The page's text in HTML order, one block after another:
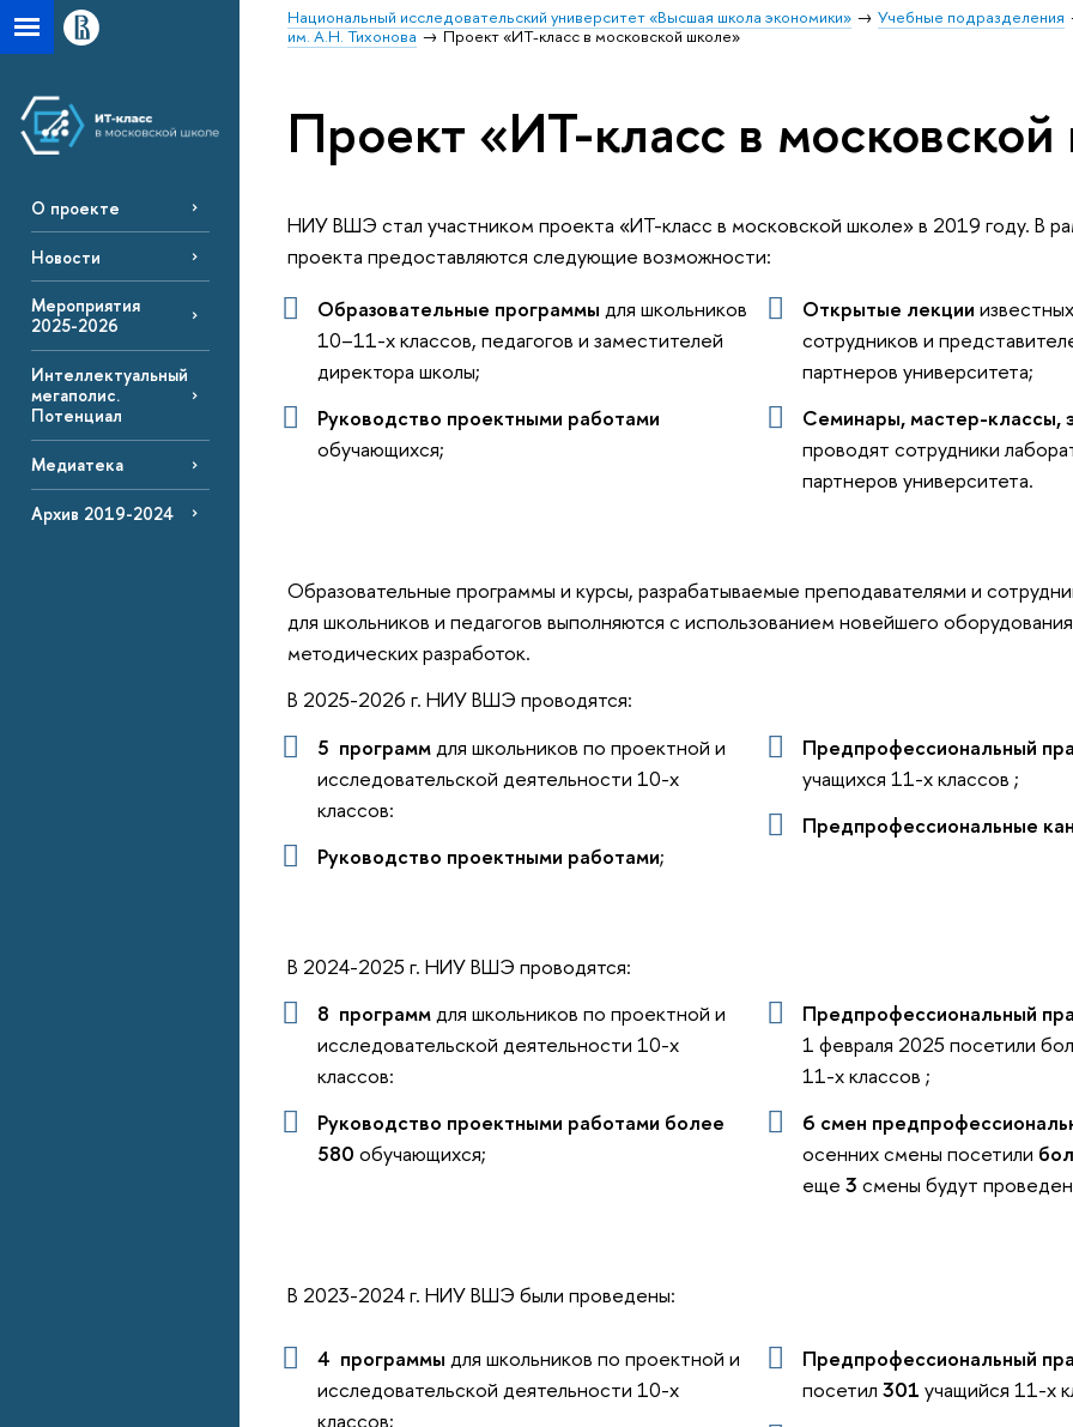
Национальный исследовательский университет «Высшая школа экономики»
Учебные подразделения
им. А.Н. Тихонова
Проект «ИТ-класс в московской школе»
О проекте
Новости
Мероприятия
2025-2026
Интеллектуальный
мегаполис.
Потенциал
Медиатека
Архив 2019-2024
Проект «ИТ-класс в
НИУ ВШЭ стал участником проекта «ИТ-класс в московской школе» в 2019 году. В
проекта предоставляются следующие возможности:
Образовательные программы для школьников
10–11-х классов, педагогов и заместителей
директора школы;
Руководство проектными работами
обучающихся;
Открытые лекции
сотрудников и
партнеров университета;
Семинары, мастер-классы,
проводят сотрудники
партнеров университета.
Образовательные программы и курсы, разрабатываемые преподавателями и
для школьников и педагогов выполняются с использованием новейшего
методических разработок.
В 2025-2026 г. НИУ ВШЭ проводятся:
5 программдля школьников по проектной и
исследовательской деятельности 10-х
классов:
Руководство проектными работами;
Предпрофессиональный
учащихся 11-х классов ;
Предпрофессиональные
В 2024-2025 г. НИУ ВШЭ проводятся:
8 программдля школьников по проектной и
исследовательской деятельности 10-х
классов:
Руководство проектными работами более
580 обучающихся;
Предпрофессиональный
1 февраля 2025 посетили
11-х классов ;
6 смен
осенних смены посетили
еще 3 смены будут
В 2023-2024 г. НИУ ВШЭ были проведены:
4 программы для школьников по проектной и
исследовательской деятельности 10-х
классов;
Предпрофессиональный
посетил 301 учащийся 11-х